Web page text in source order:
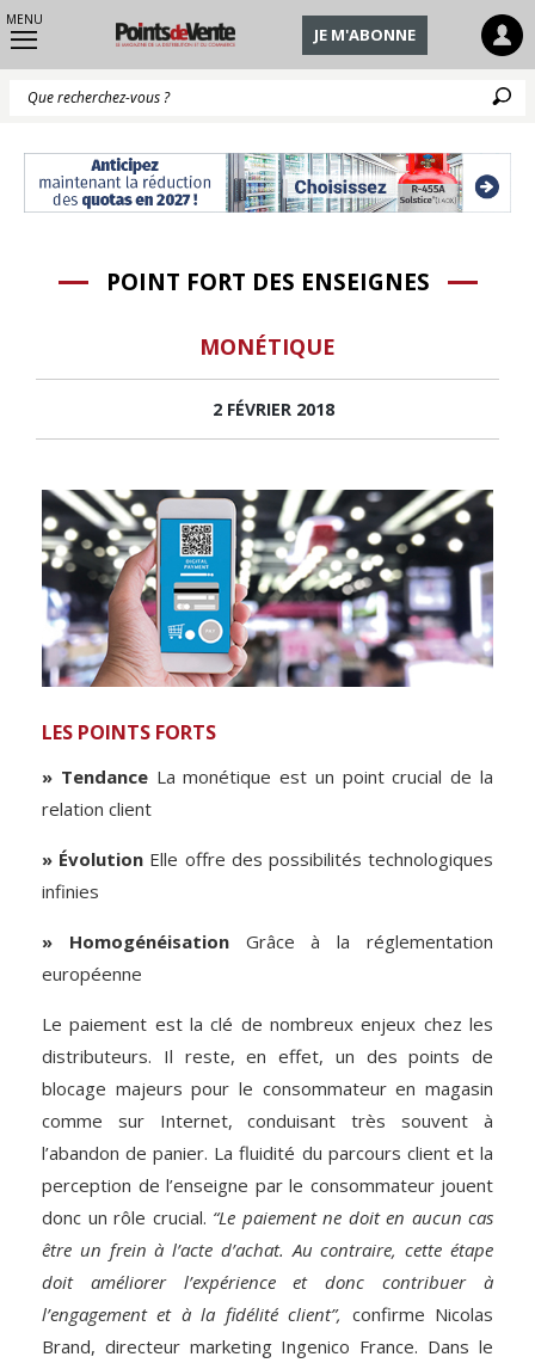
MENU
JE M'ABONNE
POINT FORT DES ENSEIGNES
MONÉTIQUE
2 FÉVRIER 2018
LES POINTS FORTS
» TendanceLa monétique est un point crucial de la
relation client
» Évolution Elle offre des possibilités technologiques
infinies
» HomogénéisationGrâce à la réglementation
européenne
Le paiement est la clé de nombreux enjeux chez les
distributeurs. Il reste, en effet, un des points de
blocage majeurs pour le consommateur en magasin
comme sur Internet, conduisant très souvent à
l’abandon de panier. La fluidité du parcours client et la
perception de l’enseigne par le consommateur jouent
donc un rôle crucial. “Le paiement ne doit en aucun cas
être un frein à l’acte d’achat. Au contraire, cette étape
doit améliorer l’expérience et donc contribuer à
l’engagement et à la fidélité client”, confirme Nicolas
Brand, directeur marketing Ingenico France. Dans le